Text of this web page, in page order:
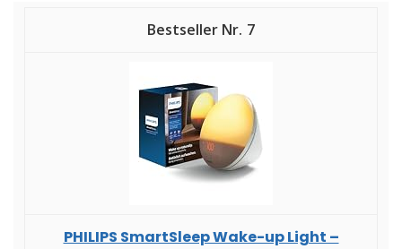
7
PHILIPS SmartSleep Wake-up Light –